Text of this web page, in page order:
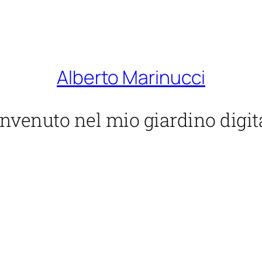
Alberto Marinucci
nel mio giardino